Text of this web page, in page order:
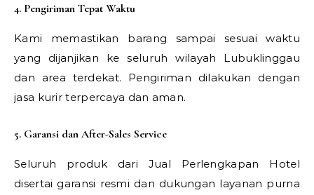
4. Pengiriman Tepat Waktu
Kami memastikan barang sampai sesuai waktu
yang dijanjikan ke seluruh wilayah Lubuklinggau
dan area terdekat. Pengiriman dilakukan dengan
jasa kurir terpercaya dan aman.
5. Garansi dan After-Sales Service
Seluruh produk dari Jual Perlengkapan Hotel
disertai garansi resmi dan dukungan layanan purna